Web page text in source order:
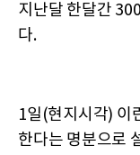
지난달 한달간
다.
1일(현지시각) 이
한다는 명분으로